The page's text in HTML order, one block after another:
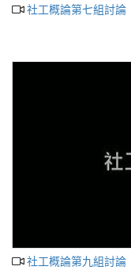
社工概論第七組討論
社工概論第九組討論